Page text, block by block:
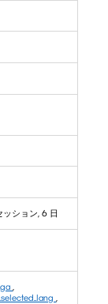
ション, 6 日
,
,